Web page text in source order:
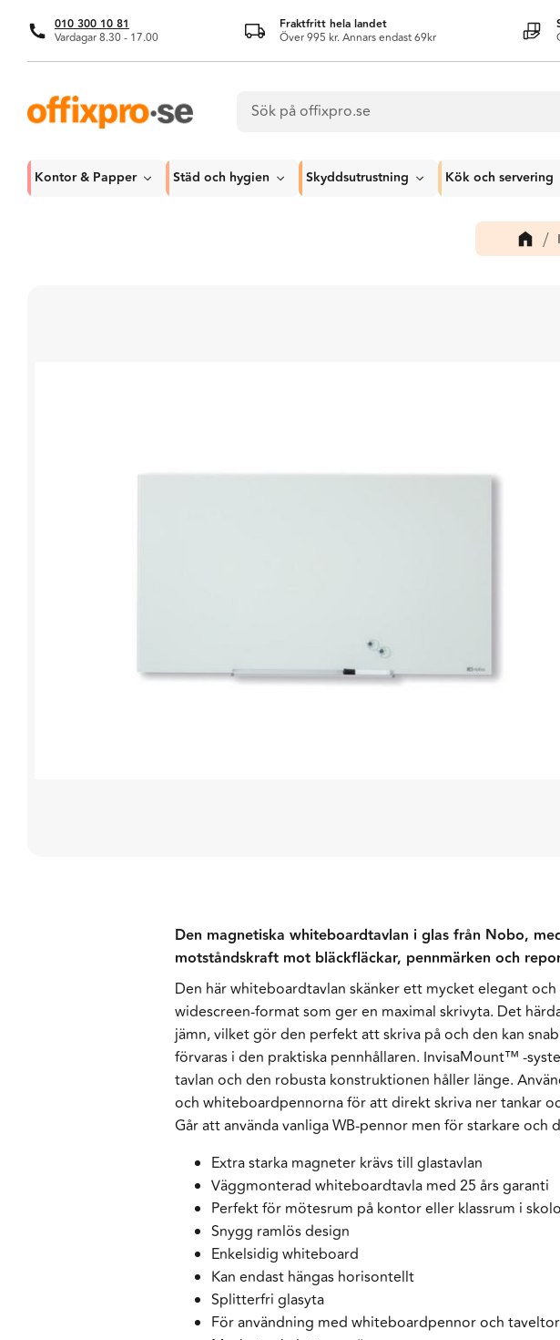
010 300 10 81
Vardagar 8.30 - 17.00
Fraktfritt hela landet
Över 995 kr. Annars endast 69kr
Kontor & Papper Städ och hygien Skyddsutrustning Kök och servering
Den magnetiska whiteboardtavlan i glas från Nobo,
motståndskraft mot bläckfläckar, pennmärken och
Den här whiteboardtavlan skänker ett mycket elegant
widescreen-format som ger en maximal skrivyta. Det
jämn, vilket gör den perfekt att skriva på och den kan
förvaras i den praktiska pennhållaren. InvisaMount™ -
tavlan och den robusta konstruktionen håller länge.
och whiteboardpennorna för att direkt skriva ner tankar
Går att använda vanliga WB-pennor men för starkare
Extra starka magneter krävs till glastavlan
Väggmonterad whiteboardtavla med 25 års garanti
Perfekt för mötesrum på kontor eller klassrum i
Snygg ramlös design
Enkelsidig whiteboard
Kan endast hängas horisontellt
Splitterfri glasyta
För användning med whiteboardpennor och